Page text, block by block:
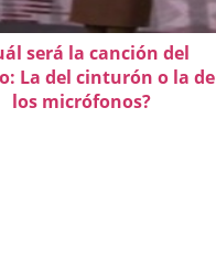
será la canción del
La del cinturón o la de
los micrófonos?